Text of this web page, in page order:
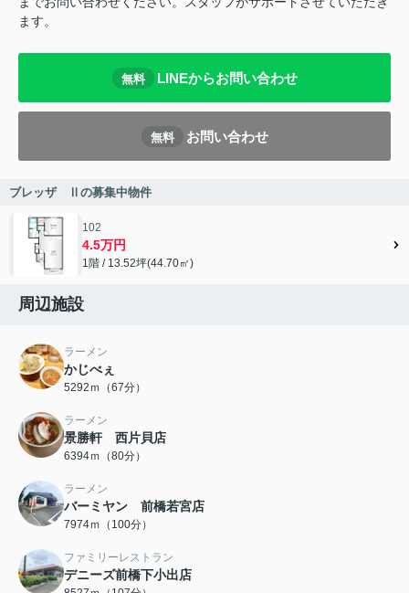
ます。
無料 LINEからお問い合わせ
無料 お問い合わせ
ブレッザ Ⅱの募集中物件
102
4.5万円
1階 / 13.52坪(44.70㎡)
周辺施設
ラーメン
かじべぇ
5292ｍ（67分）
ラーメン
景勝軒 西片貝店
6394ｍ（80分）
ラーメン
バーミヤン 前橋若宮店
7974ｍ（100分）
ファミリーレストラン
デニーズ前橋下小出店